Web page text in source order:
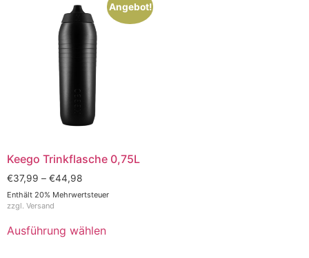
Angebot!
Keego Trinkflasche 0,75L
€37,99 – €44,98
Enthält 20% Mehrwertsteuer
zzgl. Versand
Ausführung wählen